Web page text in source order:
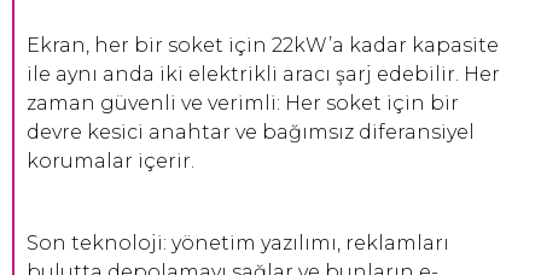
Ekran, her bir soket için 22kW’a kadar kapasite
ile aynı anda iki elektrikli aracı şarj edebilir. Her
zaman güvenli ve verimli: Her soket için bir
devre kesici anahtar ve bağımsız diferansiyel
korumalar içerir.
Son teknoloji: yönetim yazılımı, reklamları